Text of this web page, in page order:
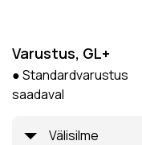
Varustus, GL+
● Standardvarustus
saadaval
Välisilme